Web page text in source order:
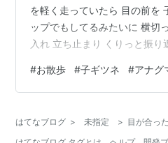
を軽く走っていたら 目の前を
ップでもしてるみたいに 横切
入れ 立ち止まり くりっと振り
きて 彼らも 子ギツネに 気がつ
ネ 私から目を離さない じー
奥へと また 軽やかに走って行
#お散歩 #子ギツネ #アナグ
はてなブログ > 未指定 > 目が合った